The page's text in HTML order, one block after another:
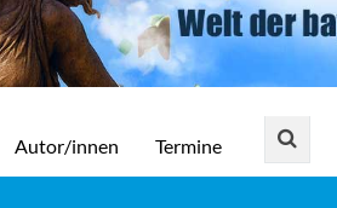
Autor/innen Termine